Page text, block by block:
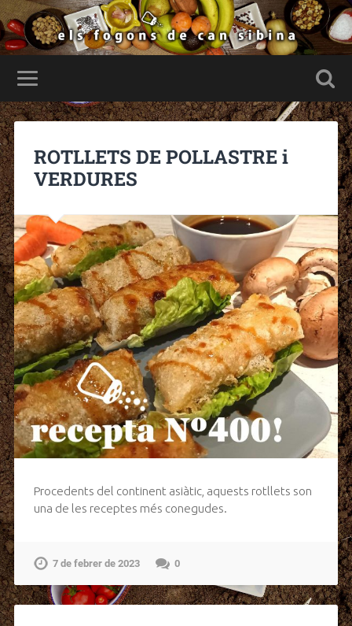
ROTLLETS DE POLLASTRE i
VERDURES
Procedents del continent asiàtic, aquests rotllets son
una de les receptes més conegudes.
7 de febrer de 2023 0